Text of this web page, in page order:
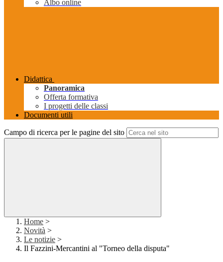
Albo online
Didattica
Panoramica
Offerta formativa
I progetti delle classi
Documenti utili
Campo di ricerca per le pagine del sito
Home >
Novità >
Le notizie >
Il Fazzini-Mercantini al "Torneo della disputa"